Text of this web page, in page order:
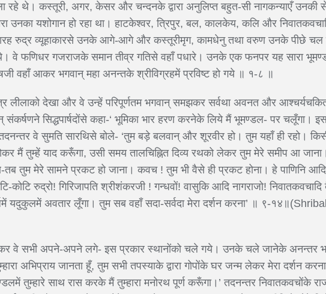
रहे थे। कस्तूरी, अगर, केसर और चन्दनके द्वारा अनुलिप्त बहुत-सी नागकन्याएँ उनकी
उनका यशोगान हो रहा था। हाटकेश्वर, त्रिपुर, बल, कालकेय, कलि और
रुद्र व्यूहाकारसे उनके आगे-आगे और कस्तूरीमृग, कामधेनु तथा वरुण उनके पीछे चल
वे फणिधर गजराजके समान तीव्र गतिसे वहाँ पधारे। उनके एक फनपर यह सारा
वहाँ आकर भगवान् महा अनन्तके श्रीविग्रहमें प्रविष्ट हो गये ॥ १-८ ॥
लीलाको देखा और वे उन्हें परिपूर्णतम भगवान् समझकर सर्वथा अवनत और
सिद्धपार्षदोंसे कहा-‘ भूमिका भार हरण करनेके लिये मैं भूमण्डल- पर चलूँगा।
वे सुमति सारथिसे बोले- ‘तुम बड़े बलवान् और शूरवीर हो। तुम यहाँ ही रहो।
मैं तुम्हें याद करूँगा, उसी समय तालचिह्नित दिव्य रथको लेकर तुम मेरे समीप आ
तुम मेरे सामने प्रकट हो जाना। कवच ! तुम भी वैसे ही प्रकट होना। हे पाणिनि
कोटि रुद्रो! गिरिजापति श्रीशंकरजी ! गन्धवों! वासुकि आदि नागराजो!
यदुकुलमें अवतार लूँगा। तुम सब वहाँ सदा-सर्वदा मेरा दर्शन करना’ ॥ ९-
वे सभी अपने-अपने लगे- इस प्रकार स्थानोंको चले गये। उनके चले जानेके अनन्तर
अभिप्राय जानता हूँ, तुम सभी तपस्याके द्वारा गोपोंके घर जन्म लेकर मेरा दर्शन
तुम्हारे साथ रास करके मैं तुम्हारा मनोरथ पूर्ण करूँगा।’ तदनन्तर निवातकवचोंके